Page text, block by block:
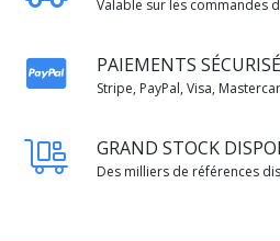
Valable sur les commandes
PAIEMENTS
Stripe, PayPal, Visa,
GRAND STOCK
Des milliers de références